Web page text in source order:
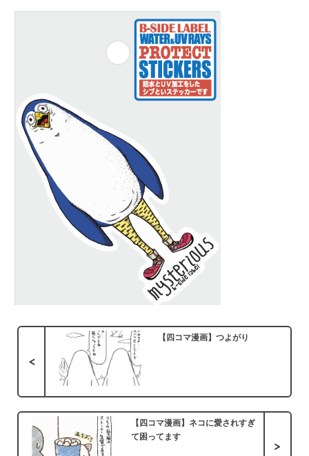
<
【四コマ漫画】つよがり
【四コマ漫画】ネコに愛されすぎ
て困ってます
>